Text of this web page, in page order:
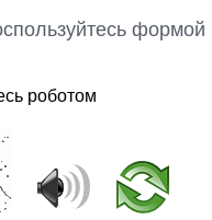
роботом